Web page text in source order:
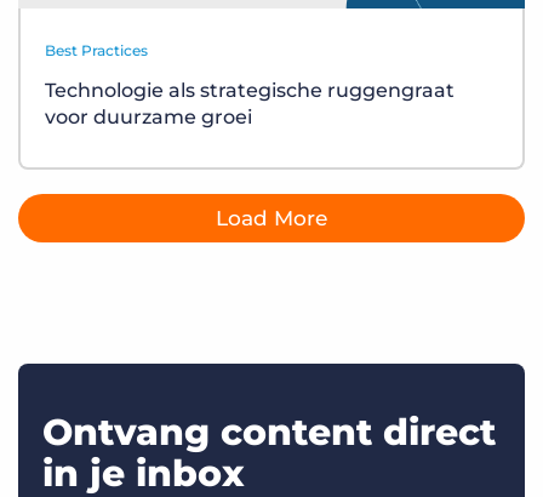
Best Practices
Technologie als strategische ruggengraat
voor duurzame groei
Load More
Ontvang content direct
in je inbox